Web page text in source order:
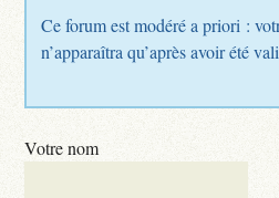
Ce forum est modéré a priori :
n’apparaîtra qu’après avoir été
Votre nom